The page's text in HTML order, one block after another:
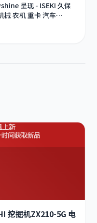
呈现 - ISEKI 久保
械 农机 重卡 汽车
应
挖掘机ZX210-5G 电